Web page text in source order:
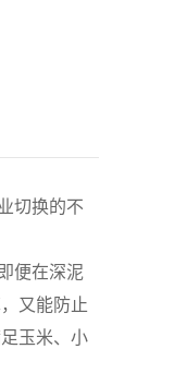
切换的不
便在深泥
又能防止
玉米、小